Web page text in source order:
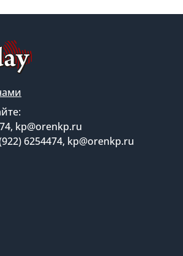
kp@orenkp.ru
6254474, kp@orenkp.ru